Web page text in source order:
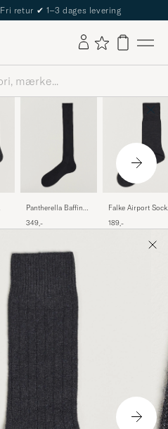
Fri retur ✔ 1–3 dages levering
Pantherella Baffin
Black
349,-
Falke Airport
189,-